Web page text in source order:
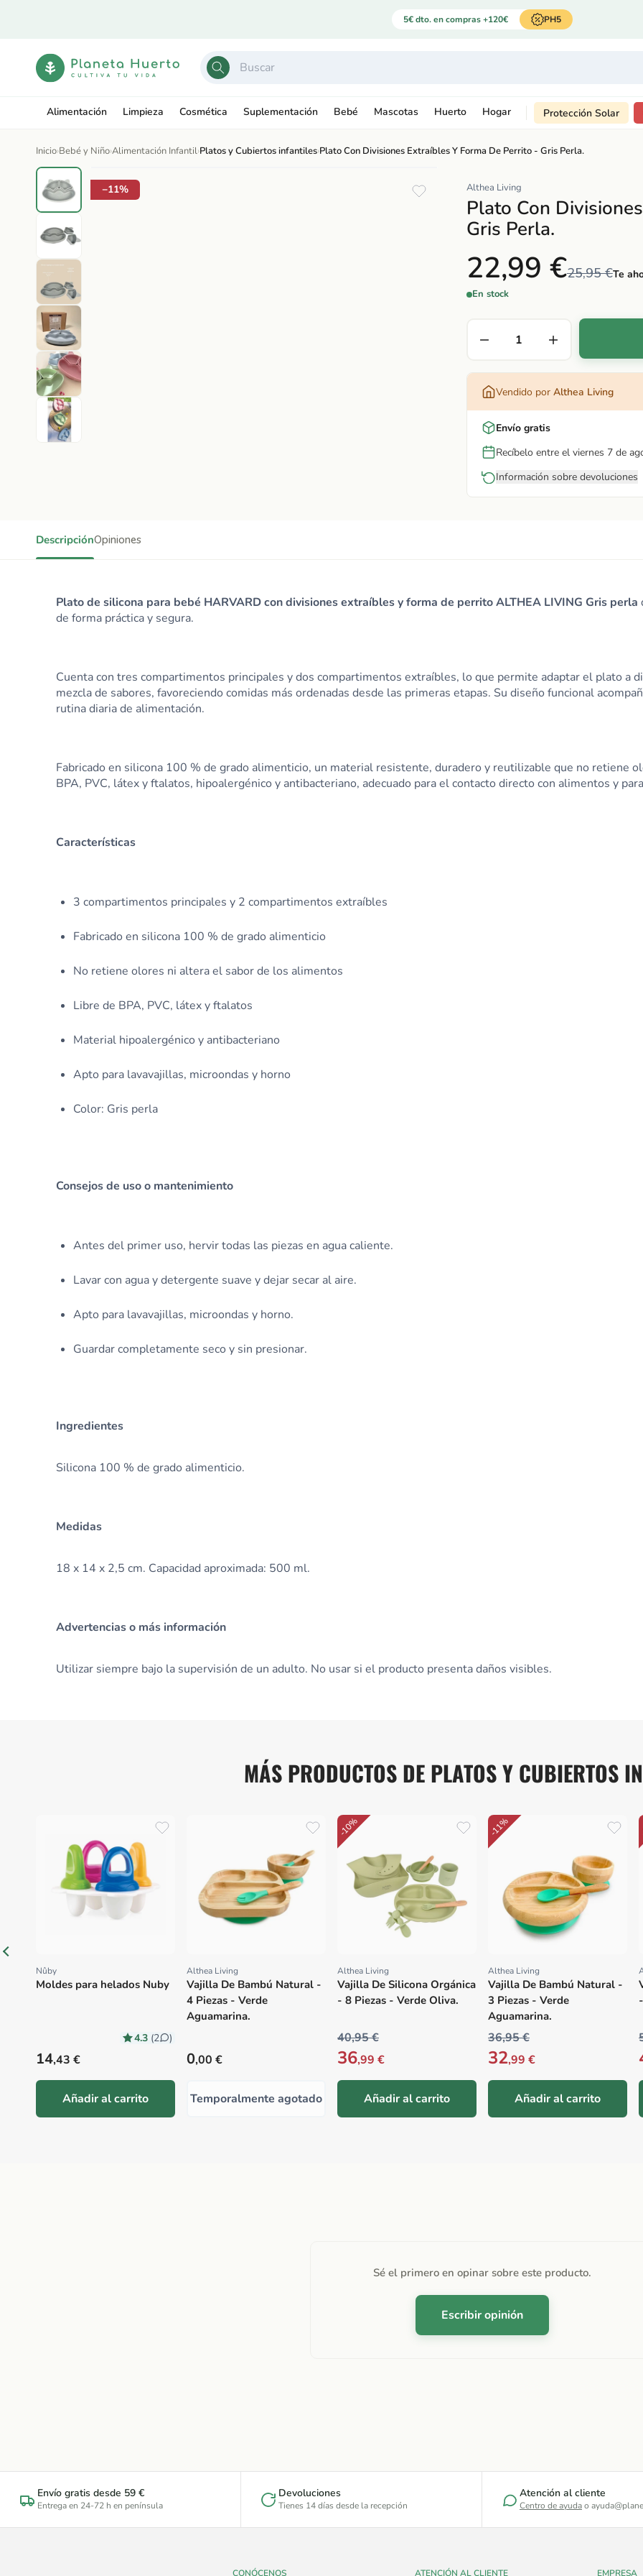
5€ dto. en compras +120€ PH5
Alimentación Limpieza Cosmética Suplementación Bebé Mascotas Huerto Hogar Protección Solar
Inicio›Bebé y Niño›Alimentación Infantil›Platos y Cubiertos infantiles›Plato Con Divisiones Extraíbles Y Forma De Perrito - Gris Perla.
Ir
a la
información
elemento
−11% Althea Living
Plato Con
Gris Perla.
22,99 €25,95 €Te
En stock
Vendido por Althea Living
Envío gratis
Recíbelo entre el viernes 7 de
Información sobre devoluciones
DescripciónOpiniones
Plato de silicona para bebé HARVARD con divisiones extraíbles y forma de perrito ALTHEA LIVING Gris perla
de forma práctica y segura.
Cuenta con tres compartimentos principales y dos compartimentos extraíbles, lo que permite adaptar el plato a
mezcla de sabores, favoreciendo comidas más ordenadas desde las primeras etapas. Su diseño funcional
rutina diaria de alimentación.
Fabricado en silicona 100 % de grado alimenticio, un material resistente, duradero y reutilizable que no retiene
BPA, PVC, látex y ftalatos, hipoalergénico y antibacteriano, adecuado para el contacto directo con alimentos y
Características
3 compartimentos principales y 2 compartimentos extraíbles
Fabricado en silicona 100 % de grado alimenticio
No retiene olores ni altera el sabor de los alimentos
Libre de BPA, PVC, látex y ftalatos
Material hipoalergénico y antibacteriano
Apto para lavavajillas, microondas y horno
Color: Gris perla
Consejos de uso o mantenimiento
Antes del primer uso, hervir todas las piezas en agua caliente.
Lavar con agua y detergente suave y dejar secar al aire.
Apto para lavavajillas, microondas y horno.
Guardar completamente seco y sin presionar.
Ingredientes
Silicona 100 % de grado alimenticio.
Medidas
18 x 14 x 2,5 cm. Capacidad aproximada: 500 ml.
Advertencias o más información
Utilizar siempre bajo la supervisión de un adulto. No usar si el producto presenta daños visibles.
MÁS PRODUCTOS DE PLATOS Y CUBIERTOS
Proveedor:
Nûby
Moldes para helados Nuby
4.3 (2 )
Precio habitual
14,43 €
Añadir al carrito
Proveedor:
Althea Living
Vajilla De Bambú Natural -
4 Piezas - Verde
Aguamarina.
Precio habitual
0,00 €
Temporalmente agotado
-10%
Proveedor:
Althea Living
Vajilla De Silicona Orgánica
- 8 Piezas - Verde Oliva.
40,95 €
36,99 €
Añadir al carrito
-11%
Proveedor:
Althea Living
Vajilla De Bambú Natural -
3 Piezas - Verde
Aguamarina.
36,95 €
32,99 €
Añadir al carrito
Sé el primero en opinar sobre este producto.
Escribir opinión
Envío gratis desde 59 €
Entrega en 24-72 h en península
Devoluciones
Tienes 14 días desde la recepción
Atención al cliente
Centro de ayudao
CONÓCENOS ATENCIÓN AL CLIENTE EMPRESA